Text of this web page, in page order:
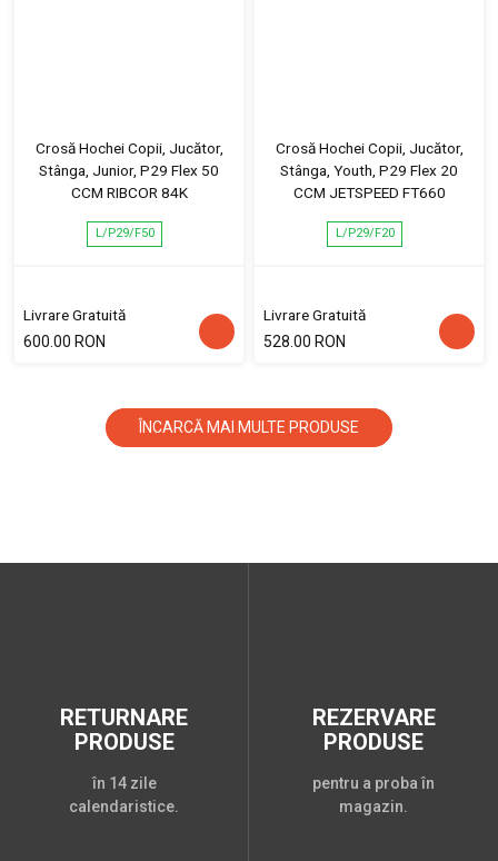
Crosă Hochei Copii, Jucător,
Stânga, Junior, P29 Flex 50
CCM RIBCOR 84K
L/P29/F50
Livrare Gratuită
600.00 RON
Crosă Hochei Copii, Jucător,
Stânga, Youth, P29 Flex 20
CCM JETSPEED FT660
L/P29/F20
Livrare Gratuită
528.00 RON
ÎNCARCĂ MAI MULTE PRODUSE
RETURNARE
PRODUSE
în 14 zile
calendaristice.
REZERVARE
PRODUSE
pentru a proba în
magazin.